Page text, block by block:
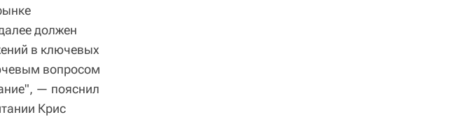
должен
в ключевых
вопросом
— пояснил
Крис